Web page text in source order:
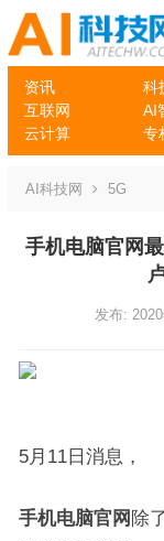
资讯 科
互联网
AI
云计算
专
AI科技网 5G
手机电脑官网
发布:
5月11日消息，
手机电脑官网 除